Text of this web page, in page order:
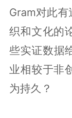
Gram对此有
织和文化的
些实证数据
业相较于非
为持久？